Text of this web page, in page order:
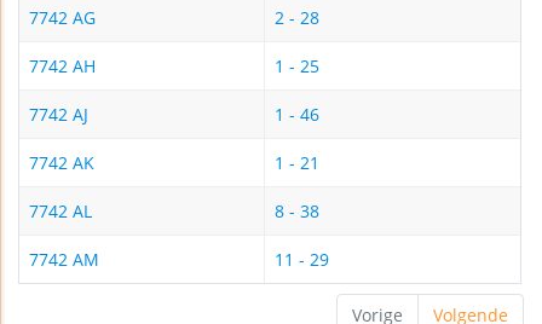
7742 AG 2 - 28
7742 AH 1 - 25
7742 AJ 1 - 46
7742 AK 1 - 21
7742 AL 8 - 38
7742 AM 11 - 29
Vorige Volgende